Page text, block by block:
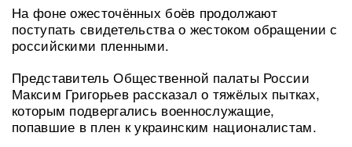
На фоне ожесточённых боёв продолжают
поступать свидетельства о жестоком обращении с
российскими пленными.
Представитель Общественной палаты России
Максим Григорьев рассказал о тяжёлых пытках,
которым подвергались военнослужащие,
попавшие в плен к украинским националистам.